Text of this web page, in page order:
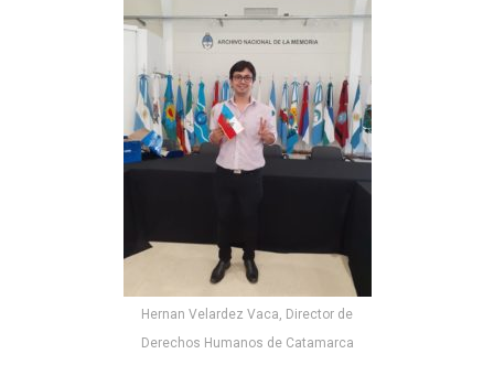
Hernan Velardez Vaca, Director de
Derechos Humanos de Catamarca